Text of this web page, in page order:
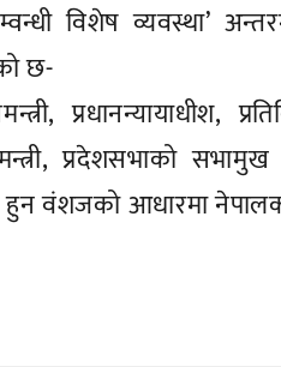
विशेष व्यवस्था’
छ-
प्रधानन्यायाधीश,
प्रदेशसभाको
हुन वंशजको आधारमा